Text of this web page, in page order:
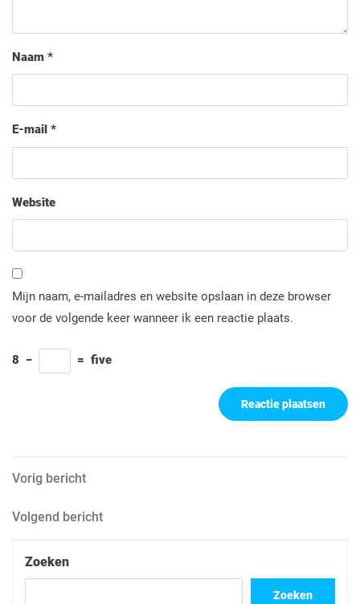
Naam *
E-mail *
Website
Mijn naam, e-mailadres en website opslaan in deze browser
voor de volgende keer wanneer ik een reactie plaats.
8 − = five
Berichtnavigatie
Vorig
Vorig bericht
Volgend
Volgend bericht
Zoeken
Zoeken